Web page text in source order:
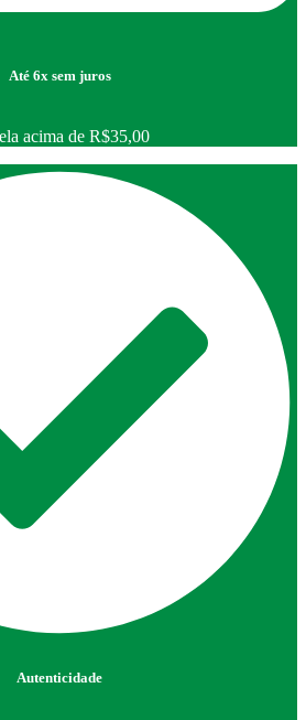
Até 6x sem juros
acima de R$35,00
Autenticidade